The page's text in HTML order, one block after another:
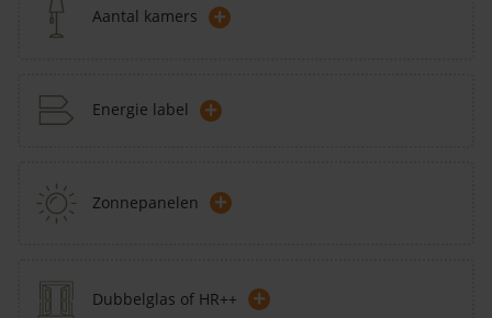
Aantal kamers +
Energie label +
Zonnepanelen +
Dubbelglas of HR++ +